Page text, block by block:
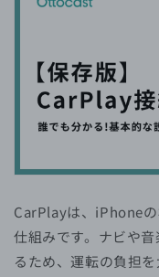
CarPlayは、iPhone
仕組みです。ナビや
るため、運転の負担を